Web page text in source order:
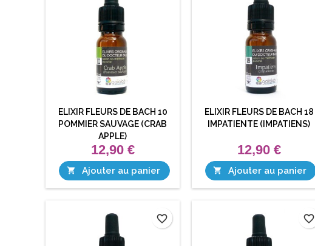
ELIXIR FLEURS DE BACH 10
POMMIER SAUVAGE (CRAB
APPLE)
12,90 €
 Ajouter au panier
ELIXIR FLEURS DE BACH 18
IMPATIENTE (IMPATIENS)
12,90 €
 Ajouter au panier
favorite_border favorite_border